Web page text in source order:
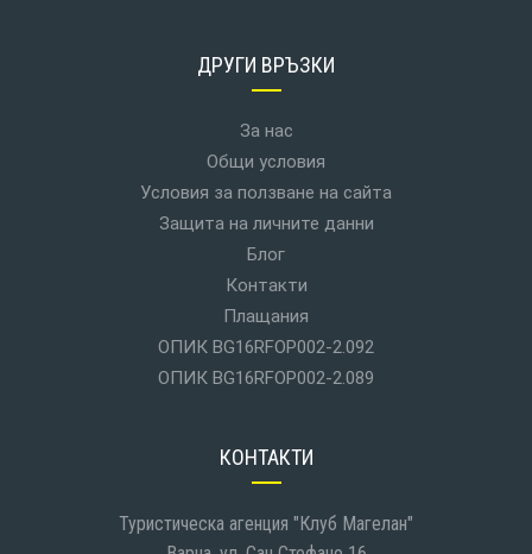
ДРУГИ ВРЪЗКИ
За нас
Общи условия
Условия за ползване на сайта
Защита на личните данни
Блог
Контакти
Плащания
ОПИК BG16RFOP002-2.092
ОПИК BG16RFOP002-2.089
КОНТАКТИ
Туристическа агенция "Клуб Магелан"